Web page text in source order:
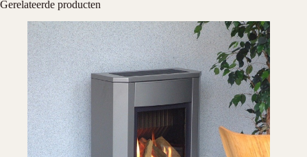
Gerelateerde producten